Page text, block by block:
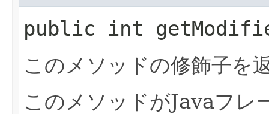
public int
このメソッドの修飾子を
このメソッドがJavaフレ